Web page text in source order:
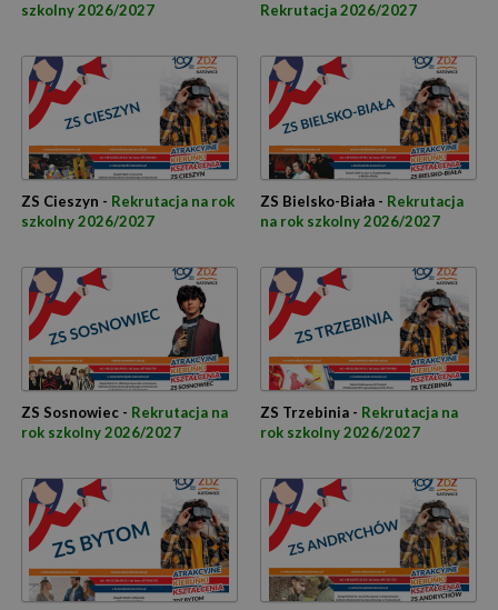
szkolny 2026/2027
Rekrutacja 2026/2027
ZS Cieszyn - Rekrutacja na rok
szkolny 2026/2027
ZS Bielsko-Biała - Rekrutacja
na rok szkolny 2026/2027
ZS Sosnowiec - Rekrutacja na
rok szkolny 2026/2027
ZS Trzebinia - Rekrutacja na
rok szkolny 2026/2027